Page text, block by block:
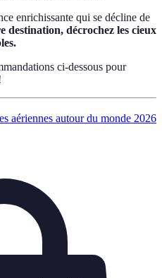
enrichissante qui se décline de
destination, décrochez les cieux
ci-dessous pour
aériennes autour du monde 2026